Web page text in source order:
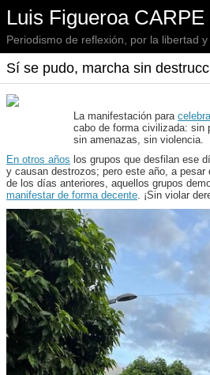
Luis Figueroa CARPE
Periodismo de reflexión, por la libertad
Sí se pudo, marcha sin
La manifestación para
cabo de forma civilizada: sin
sin amenazas, sin violencia.
En otros años los grupos que desfilan ese
y causan destrozos; pero este año, a
de los días anteriores, aquellos grupos
manifestar de forma decente. ¡Sin violar